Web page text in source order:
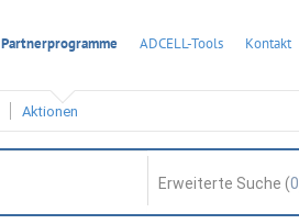
Partnerprogramme ADCELL-Tools Kontakt
Aktionen
Erweiterte Suche (0